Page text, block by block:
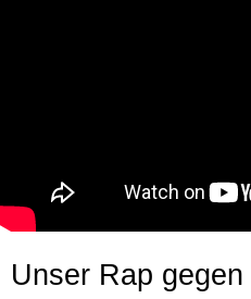
Unser Rap